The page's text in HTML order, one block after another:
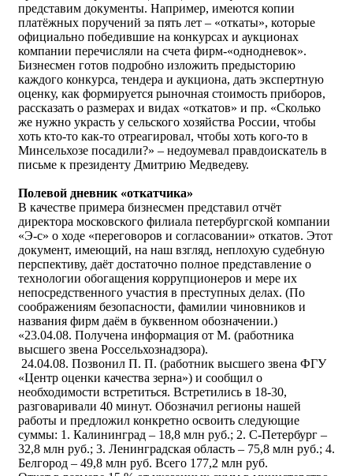
представим документы. Например, имеются копии
платёжных поручений за пять лет – «откаты», которые
официально победившие на конкурсах и аукционах
компании перечисляли на счета фирм-«однодневок».
Бизнесмен готов подробно изложить предысторию
каждого конкурса, тендера и аукциона, дать экспертную
оценку, как формируется рыночная стоимость приборов,
рассказать о размерах и видах «откатов» и пр. «Сколько
же нужно украсть у сельского хозяйства России, чтобы
хоть кто-то как-то отреагировал, чтобы хоть кого-то в
Минсельхозе посадили?» – недоумевал правдоискатель в
письме к президенту Дмитрию Медведеву.
Полевой дневник «откатчика»
В качестве примера бизнесмен представил отчёт
директора московского филиала петербургской компании
«Э-с» о ходе «переговоров и согласовании» откатов. Этот
документ, имеющий, на наш взгляд, неплохую судебную
перспективу, даёт достаточно полное представление о
технологии обогащения коррупционеров и мере их
непосредственного участия в преступных делах. (По
соображениям безопасности, фамилии чиновников и
названия фирм даём в буквенном обозначении.)
«23.04.08. Получена информация от М. (работника
высшего звена Россельхознадзора).
24.04.08. Позвонил П. П. (работник высшего звена ФГУ
«Центр оценки качества зерна») и сообщил о
необходимости встретиться. Встретились в 18-30,
разговаривали 40 минут. Обозначил регионы нашей
работы и предложил конкретно освоить следующие
суммы: 1. Калининград – 18,8 млн руб.; 2. С-Петербург –
32,8 млн руб.; 3. Ленинградская область – 75,8 млн руб.; 4.
Белгород – 49,8 млн руб. Всего 177,2 млн руб.